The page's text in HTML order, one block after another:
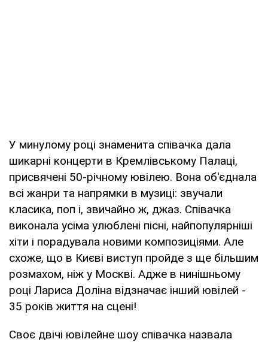
У минулому році знаменита співачка дала
шикарні концерти в Кремлівському Палаці,
присвячені 50-річному ювілею. Вона об'єднала
всі жанри та напрямки в музиці: звучали
класика, поп і, звичайно ж, джаз. Співачка
виконала усіма улюблені пісні, найпопулярніші
хіти і порадувала новими композиціями. Але
схоже, що в Києві виступ пройде з ще більшим
розмахом, ніж у Москві. Адже в нинішньому
році Лариса Доліна відзначає інший ювілей -
35 років життя на сцені!
Своє двічі ювілейне шоу співачка назвала